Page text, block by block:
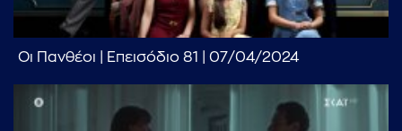
Οι Πανθέοι | Επεισόδιο 81 | 07/04/2024